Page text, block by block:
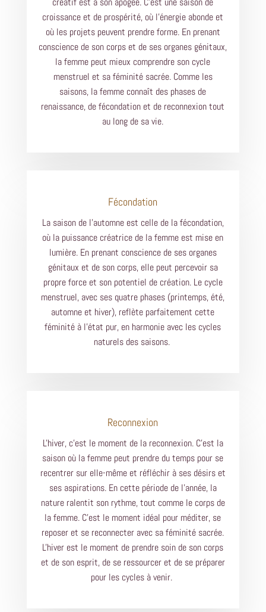
croissance et de prospérité, où l'énergie abonde et
où les projets peuvent prendre forme. En prenant
conscience de son corps et de ses organes génitaux,
la femme peut mieux comprendre son cycle
menstruel et sa féminité sacrée. Comme les
saisons, la femme connaît des phases de
renaissance, de fécondation et de reconnexion tout
au long de sa vie.
Fécondation
La saison de l'automne est celle de la fécondation,
où la puissance créatrice de la femme est mise en
lumière. En prenant conscience de ses organes
génitaux et de son corps, elle peut percevoir sa
propre force et son potentiel de création. Le cycle
menstruel, avec ses quatre phases (printemps, été,
automne et hiver), reflète parfaitement cette
féminité à l'état pur, en harmonie avec les cycles
naturels des saisons.
Reconnexion
L'hiver, c'est le moment de la reconnexion. C'est la
saison où la femme peut prendre du temps pour se
recentrer sur elle-même et réfléchir à ses désirs et
ses aspirations. En cette période de l'année, la
nature ralentit son rythme, tout comme le corps de
la femme. C'est le moment idéal pour méditer, se
reposer et se reconnecter avec sa féminité sacrée.
L'hiver est le moment de prendre soin de son corps
et de son esprit, de se ressourcer et de se préparer
pour les cycles à venir.